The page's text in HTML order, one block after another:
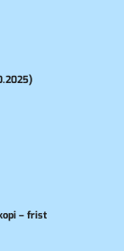
– frist